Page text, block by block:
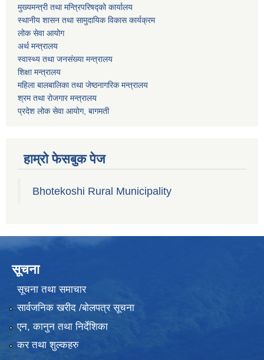
मुख्यमन्त्री तथा मन्त्रिपरिषद्को कार्यालय
स्थानीय शासन तथा सामुदायिक विकास कार्यक्रम
लोक सेवा आयोग
अर्थ मन्त्रालय
स्वास्थ्य तथा जनस‌ंख्या मन्त्रालय
शिक्षा मन्त्रालय
महिला बालबालिका तथा जेष्ठनागरिक मन्त्रालय
श्रम तथा राेजगार मन्त्रालय
प्रदेश लोक सेवा आयाेग, बागमती
हाम्रो फेसबुक पेज
Bhotekoshi Rural Municipality
सूचना
सूचना तथा समाचार
सार्वजनिक खरीद /बोलपत्र सूचना
एन, कानुन तथा निर्देशिका
कर तथा शुल्कहरु